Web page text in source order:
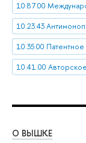
10.87.00
10.23.43
10.35.00
10.41.00
О ВЫШКЕ